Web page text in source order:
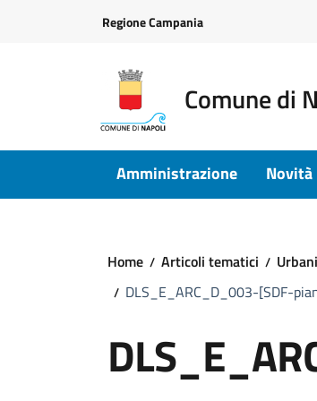
Regione Campania
Comune di
Amministrazione Novità
Home Articoli tematici
DLS_E_ARC_D_003-[SDF-